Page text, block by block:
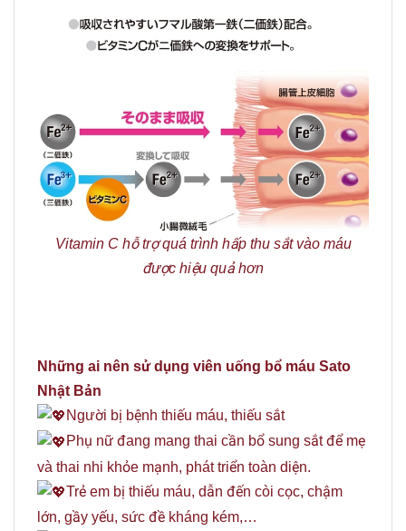
Vitamin C hỗ trợ quá trình hấp thu sắt vào máu
được hiệu quả hơn
Những ai nên sử dụng viên uống bổ máu Sato
Nhật Bản
Người bị bệnh thiếu máu, thiếu sắt
Phụ nữ đang mang thai cần bổ sung sắt để mẹ
và thai nhi khỏe mạnh, phát triển toàn diện.
Trẻ em bị thiếu máu, dẫn đến còi cọc, chậm
lớn, gầy yếu, sức đề kháng kém,…